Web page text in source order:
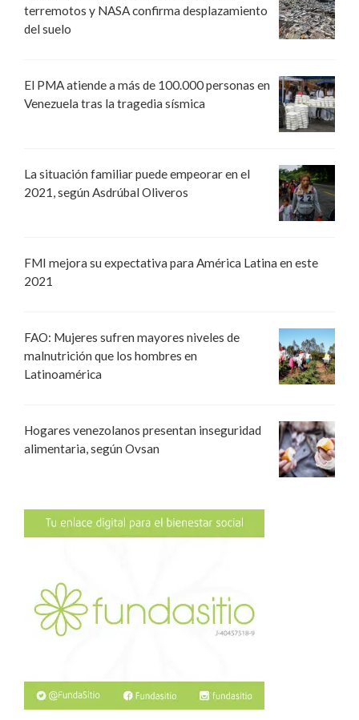
terremotos y NASA confirma desplazamiento
del suelo
El PMA atiende a más de 100.000 personas en
Venezuela tras la tragedia sísmica
La situación familiar puede empeorar en el
2021, según Asdrúbal Oliveros
FMI mejora su expectativa para América Latina en este
2021
FAO: Mujeres sufren mayores niveles de
malnutrición que los hombres en
Latinoamérica
Hogares venezolanos presentan inseguridad
alimentaria, según Ovsan